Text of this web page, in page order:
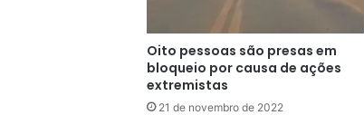
Oito pessoas são presas em
bloqueio por causa de ações
extremistas
21 de novembro de 2022